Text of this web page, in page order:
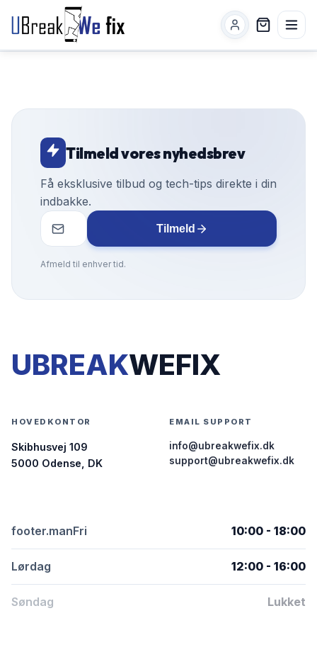
Tilmeld vores nyhedsbrev
Få eksklusive tilbud og tech-tips direkte i din
indbakke.
Tilmeld
Afmeld til enhver tid.
UBREAKWEFIX
HOVEDKONTOR
Skibhusvej 109
5000 Odense, DK
EMAIL SUPPORT
info@ubreakwefix.dk
support@ubreakwefix.dk
footer.manFri 10:00 - 18:00
Lørdag 12:00 - 16:00
Søndag Lukket